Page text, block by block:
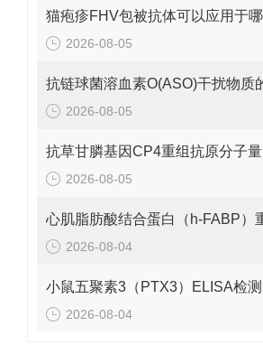
2026-08-05
2026-08-05
2026-08-05
2026-08-04
2026-08-04